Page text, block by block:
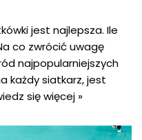
jest najlepsza. Ile
co zwrócić uwagę
najpopularniejszych
każdy siatkarz, jest
się więcej »